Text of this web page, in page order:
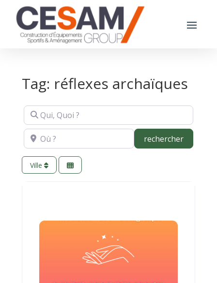
Tag: réflexes archaïques
Qui, Quoi ?
Où ? rechercher
Ville